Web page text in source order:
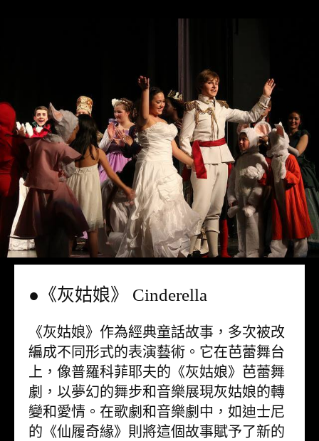
●《灰姑娘》 Cinderella
《灰姑娘》作為經典童話故事，多次被改
編成不同形式的表演藝術。它在芭蕾舞台
上，像普羅科菲耶夫的《灰姑娘》芭蕾舞
劇，以夢幻的舞步和音樂展現灰姑娘的轉
變和愛情。在歌劇和音樂劇中，如迪士尼
的《仙履奇緣》則將這個故事賦予了新的